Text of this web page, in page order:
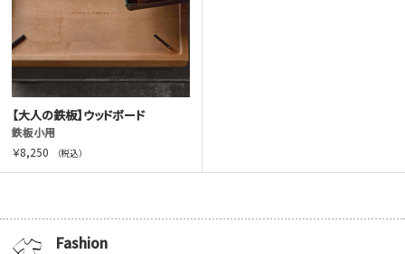
【大人の鉄板】ウッドボード
鉄板小用
￥8,250
（税込）
Fashion